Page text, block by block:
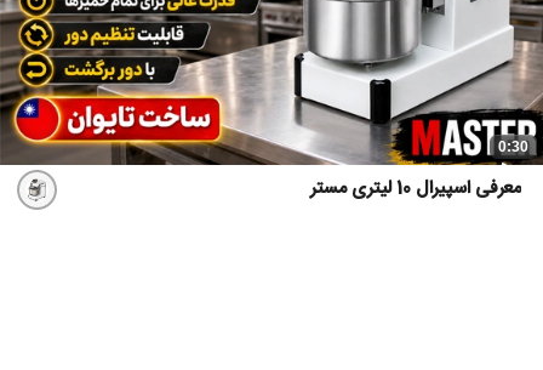
0:30
معرفی اسپیرال 10 لیتری مستر